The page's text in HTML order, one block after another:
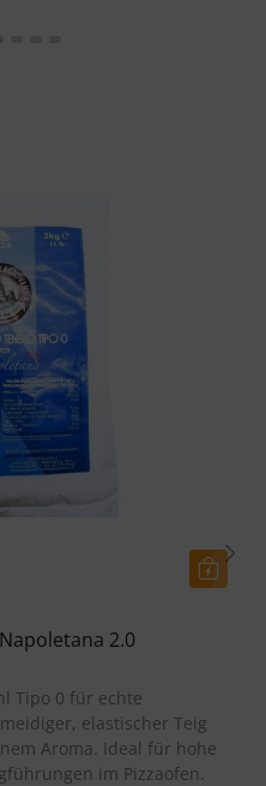
2.0
Tipo 0 für echte
elastischer Teig
Aroma. Ideal für hohe
im Pizzaofen.